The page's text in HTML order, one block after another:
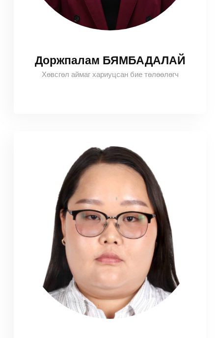
Доржпалам БЯМБАДАЛАЙ
Хөвсгөл аймаг хариуцсан бие төлөөлөгч